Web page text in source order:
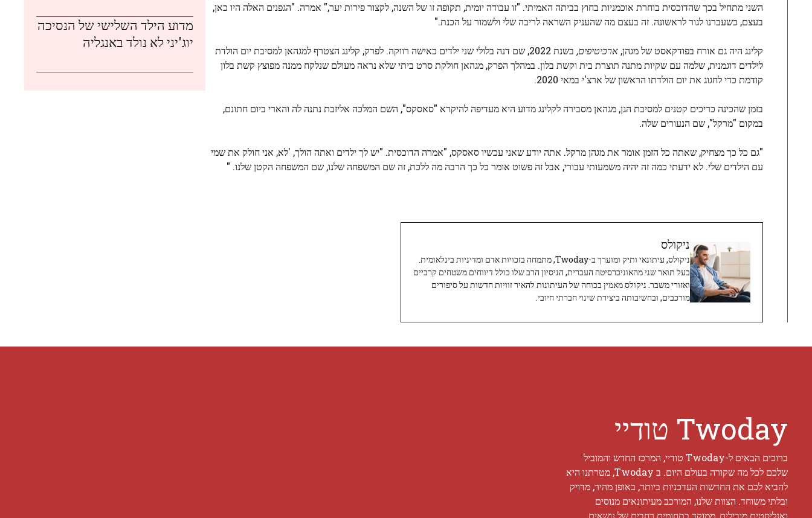
השני מתחיל בכך שהדוכסית בוחרת אוכמניות בחוץ בביתה האמיתי. "זו עבודה יומית, תקופה זו של השנה, לקצור פירות יער," אמרה. "הגפנים האלה היו כאן,
בעצם, כשעברנו לגור לראשונה. זה בעצם מה שהעניק השראה לריבה שלי ולשמור על הכנת."
קלינג היה גם אורח בפודקאסט של מגהן, ארכיטיפים,
בשנת 2022, שם דנה בלולי שני ילדים כאישה רווקה. לפרק, קלינג הצטרף למגהאן למסיבת יום הולדת
לילדים דוגמנית, שלמה עם שקיות מתנה תוצרת בית וקשת בלון. במהלך הפרק, מגהאן חולקת סרט ביתי שלא נראה מעולם שנלקח ממנה מפוצץ קשת בלון
קודמת כדי לחגוג את יום הולדתו הראשון של ארצ'י במאי 2020.
בזמן שהכינה כריכים קטנים למסיבת הגן, מגהאן מסבירה לקלינג מדוע היא מעדיפה להיקרא "סאסקס", השם המלכה אליזבת נתנה לה והארי ביום חתונם,
במקום "מרקל", שם הנעורים שלה.
"גם כל כך מצחיק, שאתה כל הזמן אומר את מגהן מרקל. אתה יודע שאני עכשיו סאסקס, "אמרה הדוכסית. "יש לך ילדים ואתה הולך, 'לא, אני חולק את שמי
עם הילדים שלי. לא ידעתי כמה זה יהיה משמעותי עבורי, אבל זה פשוט אומר כל כך הרבה מה ללכת, זה שם המשפחה שלנו, שם המשפחה הקטן שלנו. "
ניקולס
ניקולס, עיתונאי ותיק ומוערך ב-Twoday, מתמחה בזכויות אדם ומדיניות בינלאומית.
בעל תואר שני מהאוניברסיטה העברית, הניסיון הרב שלו כולל דיווחים משטחים קרביים
ואזורי משבר. ניקולס מאמין בכוחה של העיתונות להאיר זוויות חדשות על סיפורים
מורכבים, ובחשיבותה ביצירת שינוי חברתי חיובי.
מדוע הילד השלישי של הנסיכה
יוג'יני לא נולד באנגליה
Twoday טודיי
ברוכים הבאים ל-Twoday טודיי, המרכז החדש והמוביל
שלכם לכל מה שקורה בעולם היום. ב Twoday, מטרתנו היא
להביא לכם את החדשות העדכניות ביותר, באופן מהיר, מדויק
ובלתי משוחד. הצוות שלנו, המורכב מעיתונאים מנוסים
ואנליסטים מובילים, ממוקד בתחומים רחבים של נושאים